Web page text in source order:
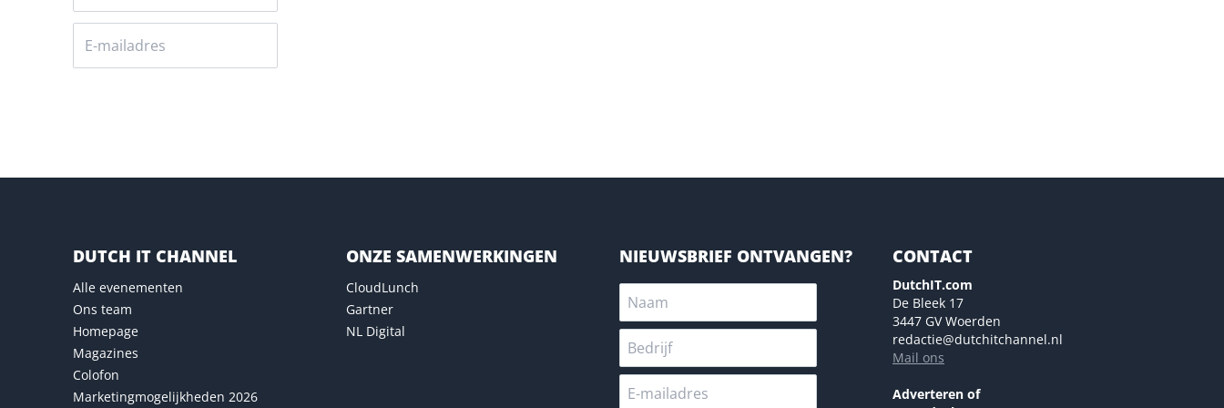
DUTCH IT CHANNEL
Alle evenementen
Ons team
Homepage
Magazines
Colofon
Marketingmogelijkheden 2026
ONZE SAMENWERKINGEN
CloudLunch
Gartner
NL Digital
NIEUWSBRIEF ONTVANGEN? CONTACT
DutchIT.com
De Bleek 17
3447 GV Woerden
redactie@dutchitchannel.nl
Mail ons
Adverteren of